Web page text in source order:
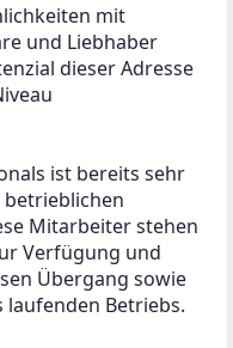
mit
und Liebhaber
dieser Adresse
ist bereits sehr
Mitarbeiter stehen
Verfügung und
Übergang sowie
Betriebs.